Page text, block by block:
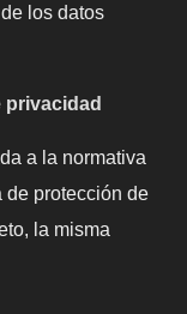
los datos
privacidad
a la normativa
de protección de
la misma